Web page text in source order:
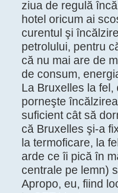
ziua de regulă
hotel oricum ai
curentul şi
petrolului, pentru
că nu mai are de
de consum,
La Bruxelles la
porneşte
suficient cât să
că Bruxelles şi-a
la termoficare, la
arde ce îi pică în
centrale pe lemn)
Apropo, eu, fiind